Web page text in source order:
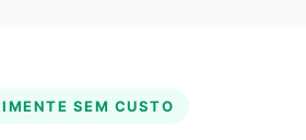
SEM CUSTO